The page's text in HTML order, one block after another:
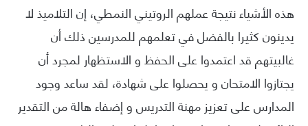
هذه الأشياء نتيجة عملهم الروتيني النمطي، إن التلاميذ لا
يدينون كثيرا بالفضل في تعلمهم للمدرسين ذلك أن
غالبيتهم قد اعتمدوا على الحفظ و الاستظهار لمجرد أن
يجتازوا الامتحان و يحصلوا على شهادة، لقد ساعد وجود
المدارس على تعزيز مهنة التدريس و إضفاء هالة من التقدير